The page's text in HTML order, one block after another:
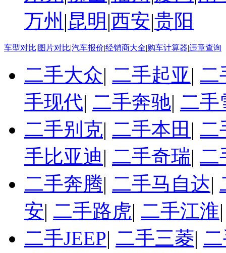
万州 |昆明 |西安|贵阳
车型对比|图片对比|汽车报价|经销商大全|购车计算器|违章查询
二手大众| 二手起亚| 二
手现代| 二手奔驰| 二手
二手别克| 二手本田 | 二
手比亚迪| 二手奇瑞| 二
二手奔腾| 二手马自达|
安| 二手路虎| 二手江淮
二手JEEP| 二手三菱|